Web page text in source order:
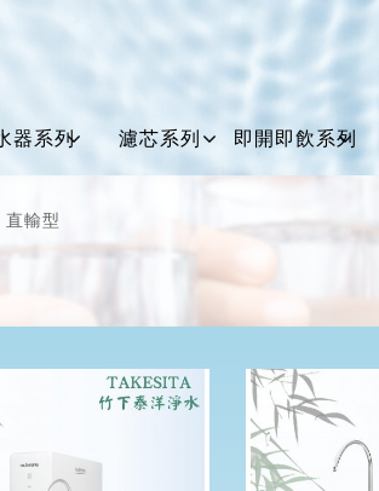
器系列 濾芯系列 即開即飲系列
直輸型